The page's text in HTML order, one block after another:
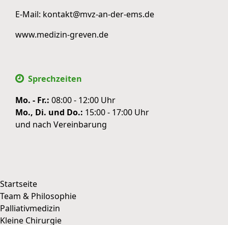
WIR VERWENDEN COOKIES
E-Mail: kontakt@mvz-an-der-ems.de
www.medizin-greven.de
Sprechzeiten
Mo. - Fr.: 08:00 - 12:00 Uhr
Mo., Di. und Do.: 15:00 - 17:00 Uhr
und nach Vereinbarung
Startseite
Team & Philosophie
Palliativmedizin
Kleine Chirurgie